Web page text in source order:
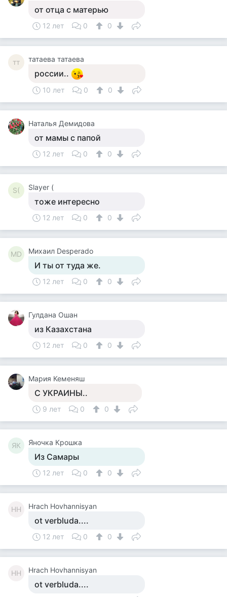
от отца с матерью
12 лет 0 0
тт татаева татаева
россии..
10 лет 0 0
Наталья Демидова
от мамы с папой
12 лет 0 0
S( Slayer (
тоже интересно
12 лет 0 0
МD Михаил Desperado
И ты от туда же.
12 лет 0 0
Гулдана Ошан
из Казахстана
12 лет 0 0
Мария Кеменяш
С УКРАИНЫ..
9 лет 0 0
ЯК Яночка Крошка
Из Самары
12 лет 0 0
HH Hrach Hovhannisyan
ot verbluda....
12 лет 0 0
HH Hrach Hovhannisyan
ot verbluda....